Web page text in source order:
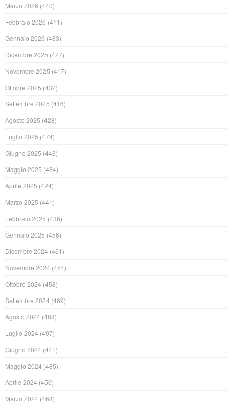
Marzo 2026 (440)
Febbraio 2026 (411)
Gennaio 2026 (483)
Dicembre 2025 (427)
Novembre 2025 (417)
Ottobre 2025 (432)
Settembre 2025 (416)
Agosto 2025 (428)
Luglio 2025 (474)
Giugno 2025 (443)
Maggio 2025 (484)
Aprile 2025 (424)
Marzo 2025 (441)
Febbraio 2025 (436)
Gennaio 2025 (456)
Dicembre 2024 (461)
Novembre 2024 (454)
Ottobre 2024 (458)
Settembre 2024 (469)
Agosto 2024 (468)
Luglio 2024 (497)
Giugno 2024 (441)
Maggio 2024 (485)
Aprile 2024 (456)
Marzo 2024 (468)